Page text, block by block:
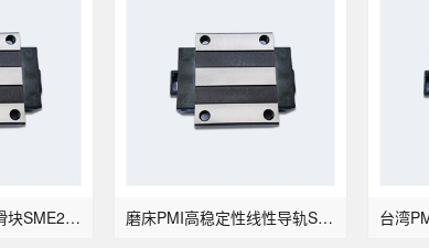
台湾PMI银泰滑轨滑块SME25SV-带钢珠链带型 磨床PMI高稳定性线性导轨SME30SB